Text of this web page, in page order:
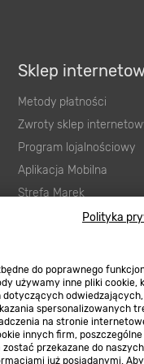
Polityka
do poprawnego
używamy inne pliki cookie,
odwiedzających,
spersonalizowanych
na stronie
innych firm, poszczególne
przekazane do naszych
już posiadanymi.
Sklep
Metody płatności
Zwroty sklep
Program lojalnościowy
Aplikacja Mobilna
Strefa Marek
zgodności towaru z
Program Brico PRO
Regulaminy